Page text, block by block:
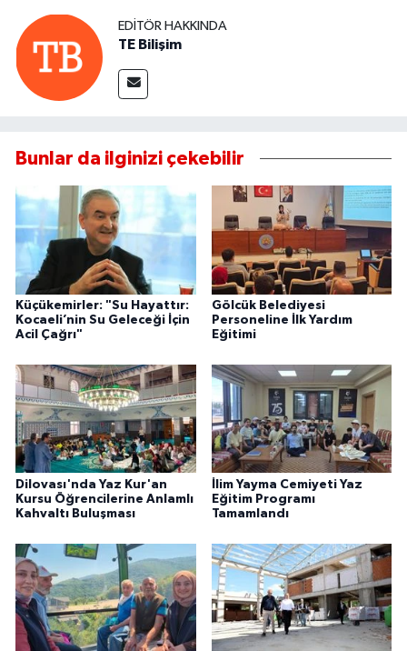
EDITÖR HAKKINDA
TE Bilişim
Bunlar da ilginizi çekebilir
Küçükemirler: "Su Hayattır:
Kocaeli’nin Su Geleceği İçin
Acil Çağrı"
Gölcük Belediyesi
Personeline İlk Yardım
Eğitimi
Dilovası'nda Yaz Kur'an
Kursu Öğrencilerine Anlamlı
Kahvaltı Buluşması
İlim Yayma Cemiyeti Yaz
Eğitim Programı
Tamamlandı